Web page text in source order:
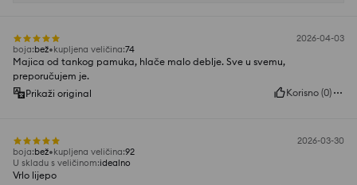
2026-04-03
boja:bež kupljena veličina:74
Majica od tankog pamuka, hlače malo deblje. Sve u svemu,
preporučujem je.
Prikaži original
Korisno (0)
2026-03-30
boja:bež kupljena veličina:92
U skladu s veličinom:idealno
Vrlo lijepo